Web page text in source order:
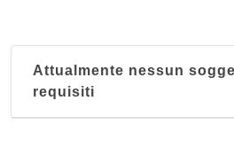
Attualmente nessun
requisiti